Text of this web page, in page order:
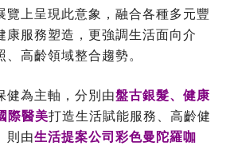
覽上呈現此意象，融合各種多元豐
康服務塑造，更強調生活面向介
高齡領域整合趨勢。
健為主軸，分別由盤古銀髮、健康
際醫美打造生活賦能服務、高齡健
則由生活提案公司彩色曼陀羅咖